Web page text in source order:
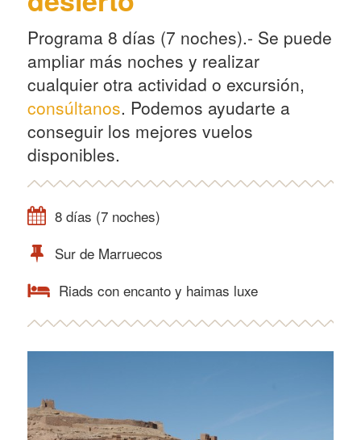
Programa 8 días (7 noches).- Se puede
ampliar más noches y realizar
cualquier otra actividad o excursión,
consúltanos. Podemos ayudarte a
conseguir los mejores vuelos
disponibles.
8 días (7 noches)
Sur de Marruecos
Riads con encanto y haimas luxe